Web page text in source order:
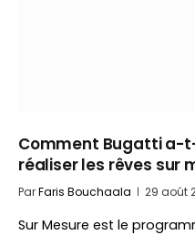
Comment Bugatti a-
réaliser les rêves sur
ParFaris Bouchaala 29 août
Sur Mesure est le